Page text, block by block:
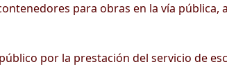
para obras en la vía
por la prestación del servicio de